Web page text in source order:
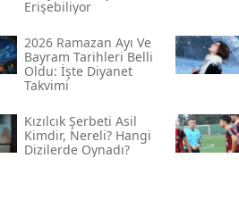
Erişebiliyor
2026 Ramazan Ayı Ve
Bayram Tarihleri Belli
Oldu: İşte Diyanet
Takvimi
Kızılcık Şerbeti Asil
Kimdir, Nereli? Hangi
Dizilerde Oynadı?